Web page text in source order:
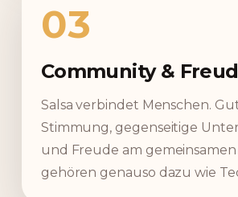
03
Community &
Salsa verbindet Menschen.
Stimmung, gegenseitige
und Freude am
gehören genauso dazu wie